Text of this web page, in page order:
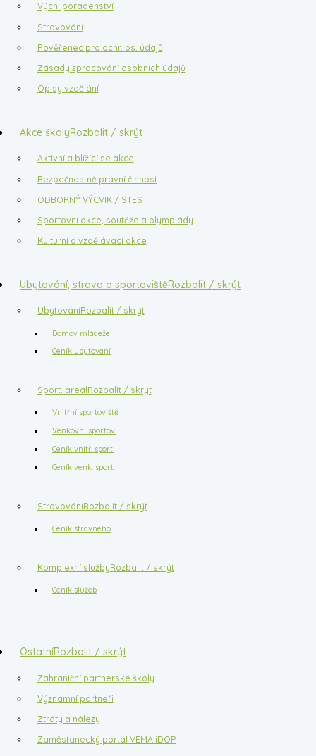
Vých. poradenství
Stravování
Pověřenec pro ochr. os. údajů
Zásady zpracování osobních údajů
Opisy vzdělání
Akce školyRozbalit / skrýt
Aktivní a blížící se akce
Bezpečnostně právní činnost
ODBORNÝ VÝCVIK / STES
Sportovní akce, soutěže a olympiády
Kulturní a vzdělávací akce
Ubytování, strava a sportovištěRozbalit / skrýt
UbytováníRozbalit / skrýt
Domov mládeže
Ceník ubytování
Sport. areálRozbalit / skrýt
Vnitřní sportoviště
Venkovní sportov.
Ceník vnitř. sport.
Ceník venk. sport.
StravováníRozbalit / skrýt
Ceník stravného
Komplexní službyRozbalit / skrýt
Ceník služeb
OstatníRozbalit / skrýt
Zahraniční partnerské školy
Významní partneři
Ztráty a nálezy
Zaměstanecký portál VEMA iDOP